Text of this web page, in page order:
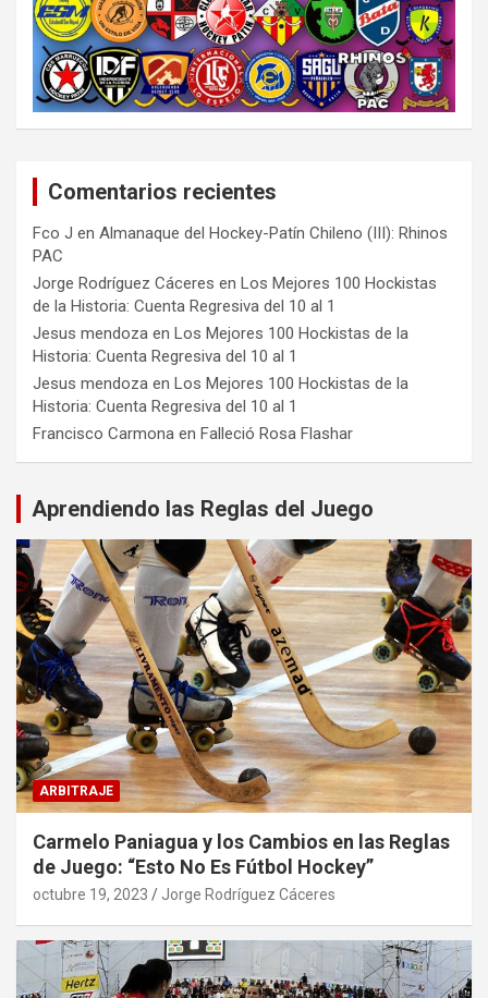
Comentarios recientes
Fco J en Almanaque del Hockey-Patín Chileno (III): Rhinos
PAC
Jorge Rodríguez Cáceres en Los Mejores 100 Hockistas
de la Historia: Cuenta Regresiva del 10 al 1
Jesus mendoza en Los Mejores 100 Hockistas de la
Historia: Cuenta Regresiva del 10 al 1
Jesus mendoza en Los Mejores 100 Hockistas de la
Historia: Cuenta Regresiva del 10 al 1
Francisco Carmona en Falleció Rosa Flashar
Aprendiendo las Reglas del Juego
ARBITRAJE
Carmelo Paniagua y los Cambios en las Reglas
de Juego: “Esto No Es Fútbol Hockey”
octubre 19, 2023 Jorge Rodríguez Cáceres